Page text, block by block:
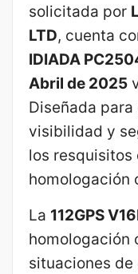
solicitada por
LTD, cuenta
IDIADA
Abril de 2025
Diseñada
visibilidad y
los
homologación
La 112GPS
homologación
situaciones de